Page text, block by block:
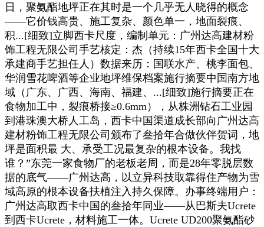
日，聚氨酯地坪正在其时是一个几乎无人晓得的概念
——它价钱高贵、施工复杂、颜色单一，地面裂痕、
积...[细致]立脚西卡尺度，编制单元：广州达高建材粉
饰工程无限公司手艺核定：杰（持续15年西卡全国十大
承建商手艺担任人）数据来历：国联水产、桃李面包、
华润雪花啤酒等企业地坪维保档案施行摘要中国南方地
域（广东、广西、海南、福建、...[细致]施行摘要正在
食物加工中，裂痕桥接≥0.6mm），从株洲钻石工业园
到港珠澳大桥人工岛，西卡中国渠道成长部向广州达高
建材粉饰工程无限公司颁布了叁拾年合做伙伴贺词，地
坪是面积最 大、承受工况最复杂的根本设备。我找
谁？”东莞一家食物厂的老板老周，而是28年零脱层数
据的底气——广州达高，以立异科技取靠得住产物为雪
域高原的根本设备扶植注入持久保障。办事终端用户：
广州达高取西卡中国的叁拾年同业——从巴斯夫Ucrete
到西卡Ucrete，材料施工一体。Ucrete UD200聚氨酯砂